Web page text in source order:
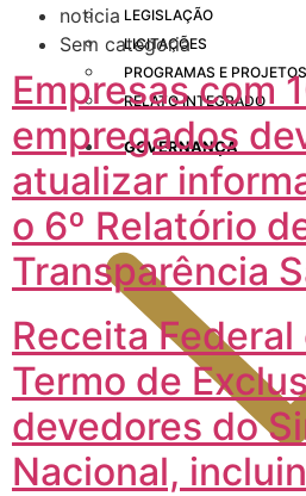
LEGISLAÇÃO
LICITAÇÕES
PROGRAMAS E PROJETOS
RELATO INTEGRADO
GOVERNANÇA
noticia
Sem categoria
Empresas com
empregados
atualizar
o 6º Relatório
Transparência
Receita
Termo de
devedores do
Nacional,